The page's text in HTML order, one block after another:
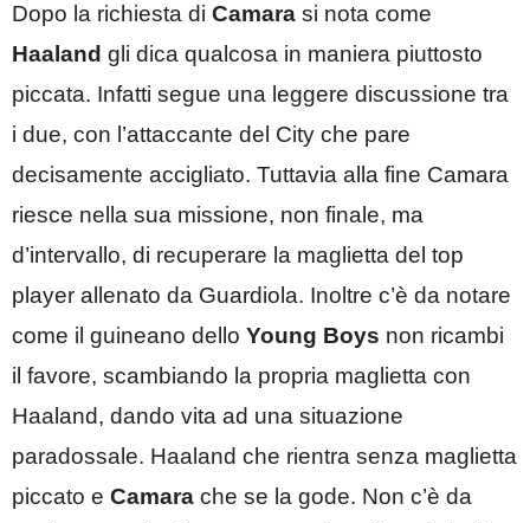
Dopo la richiesta di Camara si nota come
Haaland gli dica qualcosa in maniera piuttosto
piccata. Infatti segue una leggere discussione tra
i due, con l’attaccante del City che pare
decisamente accigliato. Tuttavia alla fine Camara
riesce nella sua missione, non finale, ma
d’intervallo, di recuperare la maglietta del top
player allenato da Guardiola. Inoltre c’è da notare
come il guineano dello Young Boys non ricambi
il favore, scambiando la propria maglietta con
Haaland, dando vita ad una situazione
paradossale. Haaland che rientra senza maglietta
piccato e Camara che se la gode. Non c’è da